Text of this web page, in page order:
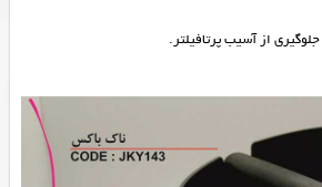
از آسیب پرتافیلتر.